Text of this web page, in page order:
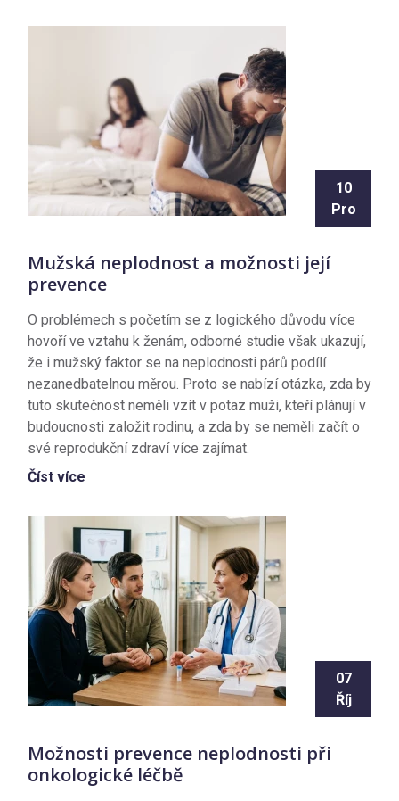
10
Pro
Mužská neplodnost a možnosti její
prevence
O problémech s početím se z logického důvodu více
hovoří ve vztahu k ženám, odborné studie však ukazují,
že i mužský faktor se na neplodnosti párů podílí
nezanedbatelnou měrou. Proto se nabízí otázka, zda by
tuto skutečnost neměli vzít v potaz muži, kteří plánují v
budoucnosti založit rodinu, a zda by se neměli začít o
své reprodukční zdraví více zajímat.
Číst více
07
Říj
Možnosti prevence neplodnosti při
onkologické léčbě